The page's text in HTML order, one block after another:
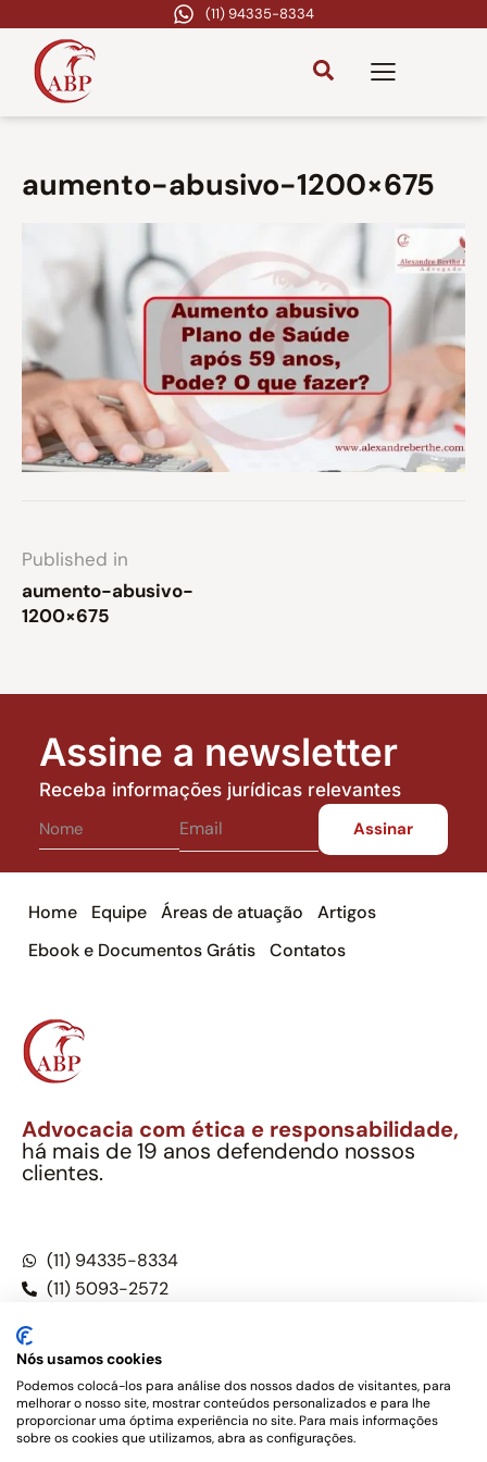
(11) 94335-8334
aumento-abusivo-1200×675
Published in
aumento-abusivo-
1200×675
Assine a newsletter
Receba informações jurídicas relevantes
Home Equipe Áreas de atuação
Artigos
Ebook e Documentos Grátis
Contatos
Advocacia com ética e responsabilidade,
há mais de 19 anos defendendo nossos
clientes.
(11) 94335-8334
(11) 5093-2572
Este site não é um produto Meta Platforms, Inc., Google LLC,
tampouco oferece serviços públicos oficiais. Somos um
Nós usamos cookies
Podemos colocá-los para análise dos nossos dados de visitantes, para
melhorar o nosso site, mostrar conteúdos personalizados e para lhe
proporcionar uma óptima experiência no site. Para mais informações
sobre os cookies que utilizamos, abra as configurações.